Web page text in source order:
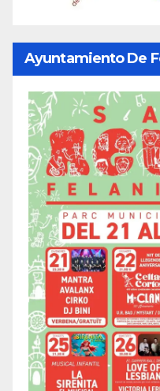
Ayuntamiento De